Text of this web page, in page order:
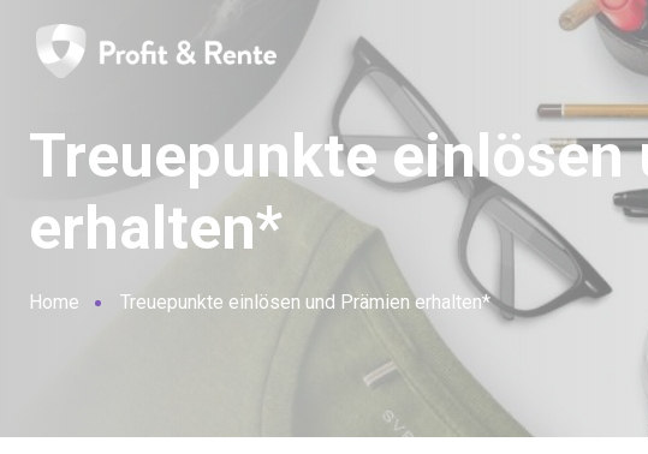
Treuepunkte einlösen
erhalten*
Home Treuepunkte einlösen und Prämien erhalten*